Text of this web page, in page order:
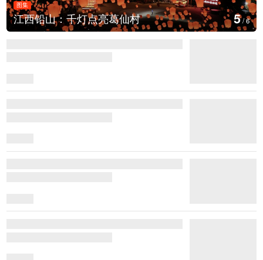
图集
江西铅山：千灯点亮葛仙村 5/6